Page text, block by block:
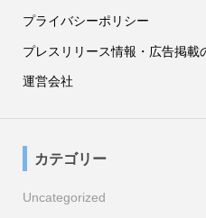
プライバシーポリシー
プレスリリース情報・広告掲載
運営会社
カテゴリー
Uncategorized